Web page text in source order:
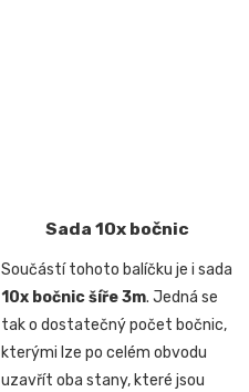
Sada 10x bočnic
Součástí tohoto balíčku je i sada
10x bočnic šíře 3m. Jedná se
tak o dostatečný počet bočnic,
kterými lze po celém obvodu
uzavřít oba stany, které jsou